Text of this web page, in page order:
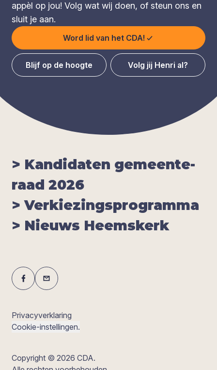
appèl op jou! Volg wat wij doen, of steun ons en
sluit je aan.
Word lid van het CDA!
Blijf op de hoogte Volg jij Henri al?
> Kan­di­da­ten gemeen­te­
raad 2026
> Ver­kie­zings­pro­gram­ma
> Nieuws Heems­kerk
Privacyverklaring
Cookie-instellingen.
Copyright © 2026 CDA.